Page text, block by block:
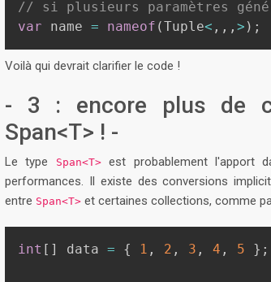
// si plusieurs paramètres
var name = nameof (Tuple< , , , > ) ;
Voilà qui devrait clarifier le code !
- 3 : encore plus de
Span<T> ! -
Le type Span<T>est probablement l'apport
performances. Il existe des conversions
entre Span<T> et certaines collections, comme
int [ ] data = { 1 , 2 , 3 , 4 , 5 } ;